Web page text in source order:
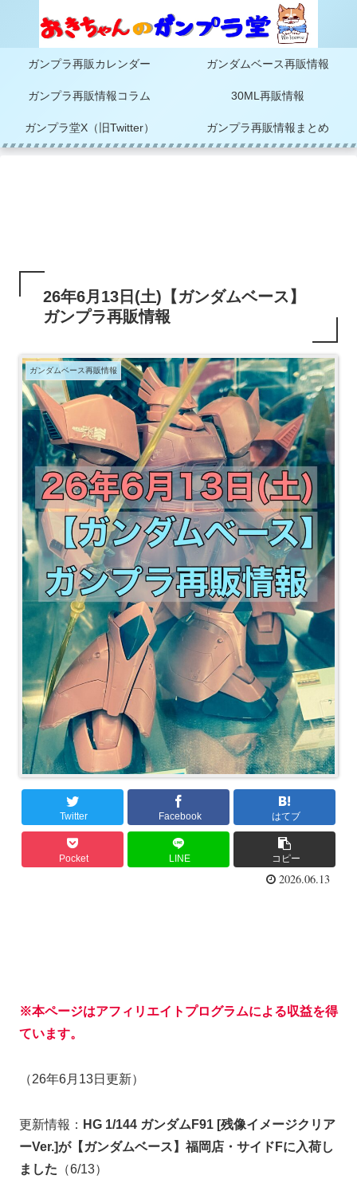
ガンプラ再販カレンダー ガンダムベース再販情報
ガンプラ再販情報コラム 30ML再販情報
ガンプラ堂X（旧Twitter） ガンプラ再販情報まとめ
26年6月13日(土)【ガンダムベース】
ガンプラ再販情報
ガンダムベース再販情報
Twitter Facebook はてブ
Pocket LINE コピー
2026.06.13
※本ページはアフィリエイトプログラムによる収益を得
ています。
（26年6月13日更新）
更新情報： HG 1/144 ガンダムF91 [残像イメージクリア
ーVer.]が【ガンダムベース】福岡店・サイドFに入荷し
ました （6/13）